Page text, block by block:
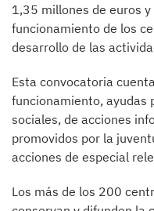
1,35 millones de euros
funcionamiento de los
desarrollo de las
Esta convocatoria
funcionamiento, ayudas
sociales, de acciones
promovidos por la
acciones de especial
Los más de los 200